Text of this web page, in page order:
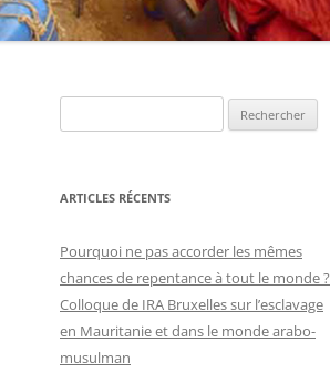
e
h
r
h
ARTICLES RÉCENTS
Pourquoi ne pas accorder les mêmes
chances de repentance à tout le monde ?
Colloque de IRA Bruxelles sur l’esclavage
en Mauritanie et dans le monde arabo-
musulman